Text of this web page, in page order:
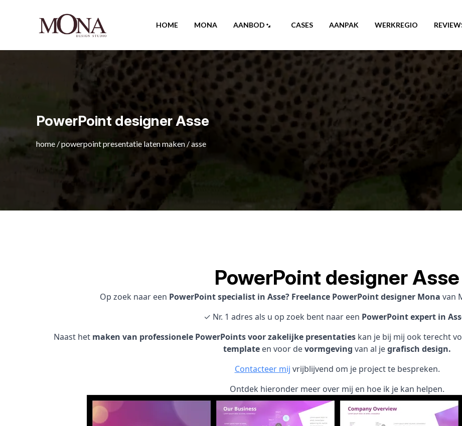
HOME MONA AANBOD CASES AANPAK WERKREGIO
PowerPoint designer Asse
home /powerpoint presentatie laten maken/asse
PowerPoint designer Asse
Op zoek naar een PowerPoint specialist in Asse? Freelance PowerPoint designer Mona van
✓ Nr. 1 adres als u op zoek bent naar een PowerPoint expert in
Naast het maken van professionele PowerPoints voor zakelijke presentaties kan je bij mij ook terecht
template en voor devormgeving van al jegrafisch design.
Contacteer mij vrijblijvend om je project te bespreken.
Ontdek hieronder meer over mij en hoe ik je kan helpen.